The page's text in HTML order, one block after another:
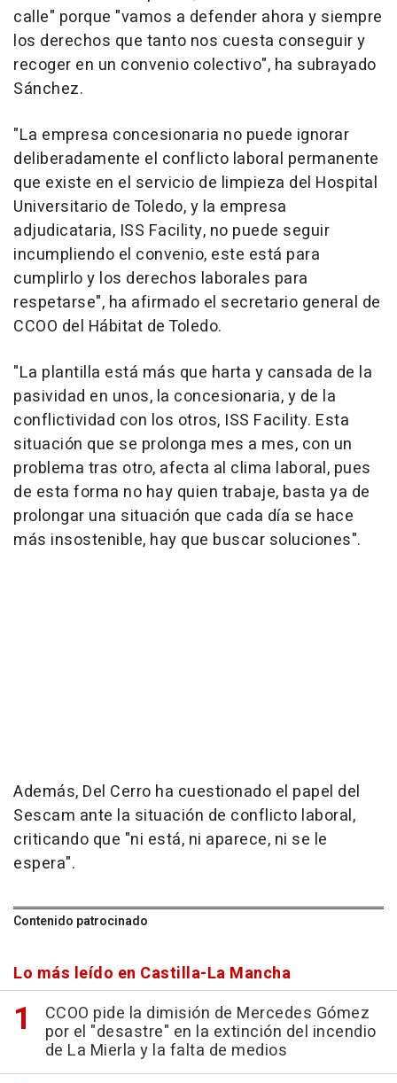
calle" porque "vamos a defender ahora y siempre
los derechos que tanto nos cuesta conseguir y
recoger en un convenio colectivo", ha subrayado
Sánchez.
"La empresa concesionaria no puede ignorar
deliberadamente el conflicto laboral permanente
que existe en el servicio de limpieza del Hospital
Universitario de Toledo, y la empresa
adjudicataria, ISS Facility, no puede seguir
incumpliendo el convenio, este está para
cumplirlo y los derechos laborales para
respetarse", ha afirmado el secretario general de
CCOO del Hábitat de Toledo.
"La plantilla está más que harta y cansada de la
pasividad en unos, la concesionaria, y de la
conflictividad con los otros, ISS Facility. Esta
situación que se prolonga mes a mes, con un
problema tras otro, afecta al clima laboral, pues
de esta forma no hay quien trabaje, basta ya de
prolongar una situación que cada día se hace
más insostenible, hay que buscar soluciones".
Además, Del Cerro ha cuestionado el papel del
Sescam ante la situación de conflicto laboral,
criticando que "ni está, ni aparece, ni se le
espera".
Contenido patrocinado
Lo más leído en Castilla-La Mancha
CCOO pide la dimisión de Mercedes Gómez
por el "desastre" en la extinción del incendio
de La Mierla y la falta de medios